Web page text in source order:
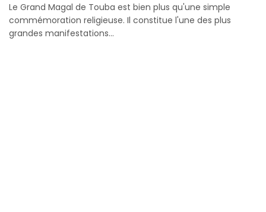
Le Grand Magal de Touba est bien plus qu'une simple
commémoration religieuse. Il constitue l'une des plus
grandes manifestations...